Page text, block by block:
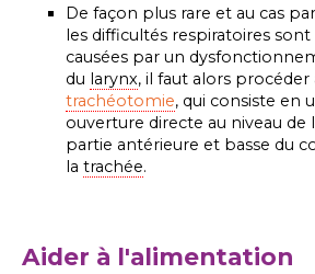
De façon plus rare et au cas par
les difficultés respiratoires sont
causées par un
du larynx, il faut alors procéder
trachéotomie, qui consiste en
ouverture directe au niveau de
partie antérieure et basse du
la trachée.
Aider à l'alimentation